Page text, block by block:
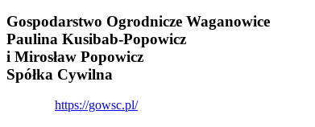
Gospodarstwo Ogrodnicze Waganowice
Paulina Kusibab-Popowicz
i Mirosław Popowicz
Spółka Cywilna
https://gowsc.pl/